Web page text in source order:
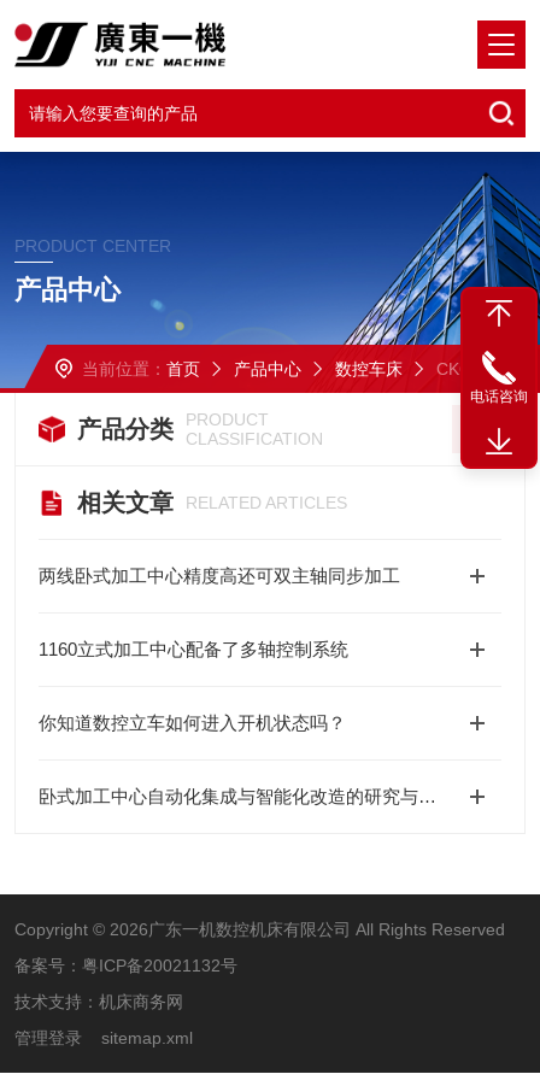
PRODUCT CENTER
产品中心
当前位置： 首页 产品中心 数控车床 CK6150*1000
产品分类
PRODUCT
CLASSIFICATION
相关文章 RELATED ARTICLES
两线卧式加工中心精度高还可双主轴同步加工
1160立式加工中心配备了多轴控制系统
你知道数控立车如何进入开机状态吗？
卧式加工中心自动化集成与智能化改造的研究与实践
Copyright © 2026广东一机数控机床有限公司 All Rights Reserved
备案号： 粤ICP备20021132号
技术支持： 机床商务网
管理登录
sitemap.xml
电话咨询